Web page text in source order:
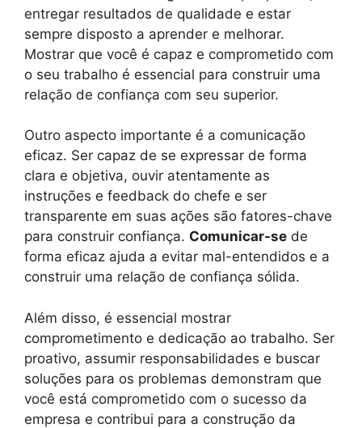
entregar resultados de qualidade e estar
sempre disposto a aprender e melhorar.
Mostrar que você é capaz e comprometido com
o seu trabalho é essencial para construir uma
relação de confiança com seu superior.
Outro aspecto importante é a comunicação
eficaz. Ser capaz de se expressar de forma
clara e objetiva, ouvir atentamente as
instruções e feedback do chefe e ser
transparente em suas ações são fatores-chave
para construir confiança. Comunicar-se de
forma eficaz ajuda a evitar mal-entendidos e a
construir uma relação de confiança sólida.
Além disso, é essencial mostrar
comprometimento e dedicação ao trabalho. Ser
proativo, assumir responsabilidades e buscar
soluções para os problemas demonstram que
você está comprometido com o sucesso da
empresa e contribui para a construção da